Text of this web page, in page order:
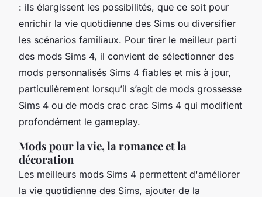
: ils élargissent les possibilités, que ce soit pour
enrichir la vie quotidienne des Sims ou diversifier
les scénarios familiaux. Pour tirer le meilleur parti
des mods Sims 4, il convient de sélectionner des
mods personnalisés Sims 4 fiables et mis à jour,
particulièrement lorsqu’il s’agit de mods grossesse
Sims 4 ou de mods crac crac Sims 4 qui modifient
profondément le gameplay.
Mods pour la vie, la romance et la
décoration
Les meilleurs mods Sims 4 permettent d'améliorer
la vie quotidienne des Sims, ajouter de la